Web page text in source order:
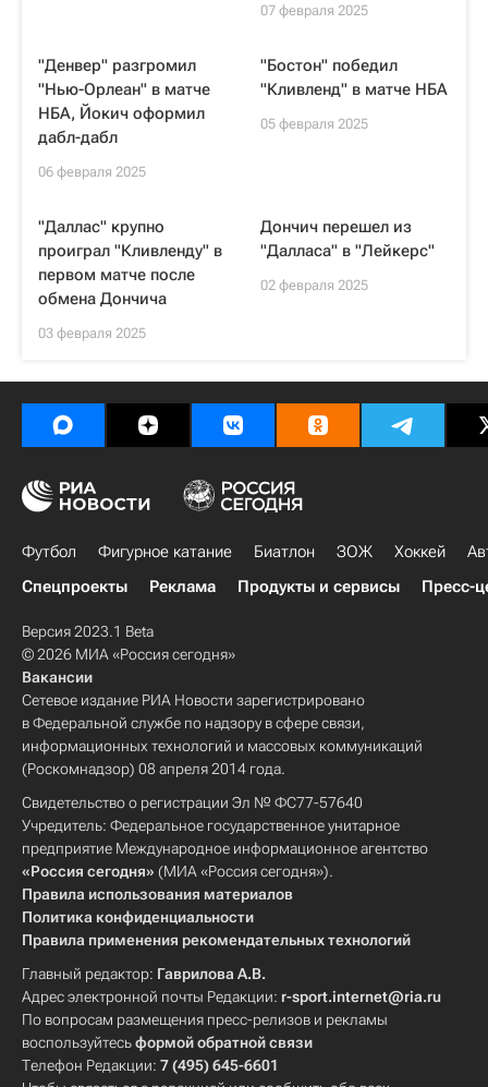
07 февраля 2025
"Денвер" разгромил
"Нью-Орлеан" в матче
НБА, Йокич оформил
дабл-дабл
06 февраля 2025
"Бостон" победил
"Кливленд" в матче НБА
05 февраля 2025
"Даллас" крупно
проиграл "Кливленду" в
первом матче после
обмена Дончича
03 февраля 2025
Дончич перешел из
"Далласа" в "Лейкерс"
02 февраля 2025
Футбол Фигурное катание Биатлон ЗОЖ Хоккей
Спецпроекты
Реклама Продукты и сервисы Пресс-
Версия 2023.1 Beta
© 2026 МИА «Россия сегодня»
Вакансии
Сетевое издание РИА Новости зарегистрировано
в Федеральной службе по надзору в сфере связи,
информационных технологий и массовых коммуникаций
(Роскомнадзор) 08 апреля 2014 года.
Свидетельство о регистрации Эл № ФС77-57640
Учредитель: Федеральное государственное унитарное
предприятие Международное информационное агентство
«Россия сегодня» (МИА «Россия сегодня»).
Правила использования материалов
Политика конфиденциальности
Правила применения рекомендательных технологий
Главный редактор: Гаврилова А.В.
Адрес электронной почты Редакции: r-sport.internet@ria.ru
По вопросам размещения пресс-релизов и рекламы
воспользуйтесьформой обратной связи
Телефон Редакции: 7 (495) 645-6601